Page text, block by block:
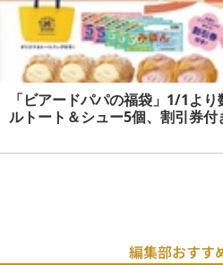
「ビアードパパの福袋」1/1よ
ルトート＆シュー5個、割引券
編集部おすす